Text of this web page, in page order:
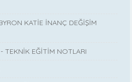
KATİE İNANÇ DEĞİŞİM
TEKNİK EĞİTİM NOTLARI